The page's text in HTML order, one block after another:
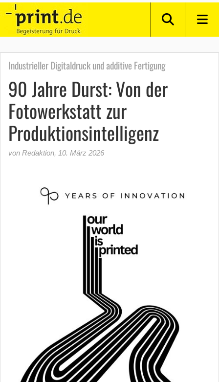
Industrieller Digitaldruck und additive Fertigung
90 Jahre Durst: Von der
Fotowerkstatt zur
Produktionsintelligenz
von Redaktion, 10. März 2026